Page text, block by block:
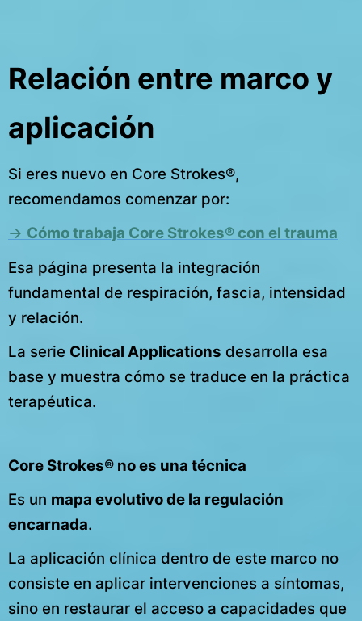
Relación entre marco y
aplicación
Si eres nuevo en Core Strokes®,
recomendamos comenzar por:
→ Cómo trabaja Core Strokes® con el trauma
Esa página presenta la integración
fundamental de respiración, fascia, intensidad
y relación.
La serie Clinical Applications desarrolla esa
base y muestra cómo se traduce en la práctica
terapéutica.
Core Strokes® no es una técnica
Es un mapa evolutivo de la regulación
encarnada.
La aplicación clínica dentro de este marco no
consiste en aplicar intervenciones a síntomas,
sino en restaurar el acceso a capacidades que